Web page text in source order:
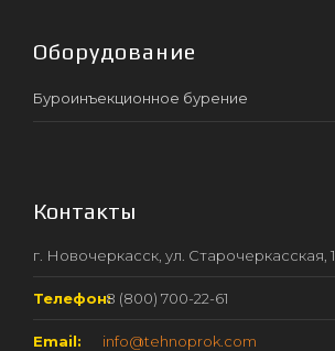
Оборудование
Буроинъекционное бурение
Контакты
г. Новочеркасск, ул. Старочеркасская, 1
Телефон:8 (800) 700-22-61
Email: info@tehnoprok.com